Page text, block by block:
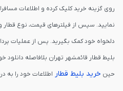
روی گزینه خرید کلیک کرده و اطلاعات
نمایید. سپس از فیلترهای قیمت، نوع قطار
دلخواه خود کمک بگیرید. پس از عملیات
بلیط قطار قائمشهر تهران بلافاصله
حین خرید بلیط قطار اطلاعات خود را به